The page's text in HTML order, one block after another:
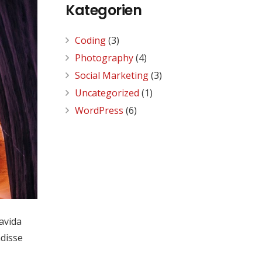
Kategorien
Coding(3)
Photography(4)
Social Marketing(3)
Uncategorized (1)
WordPress (6)